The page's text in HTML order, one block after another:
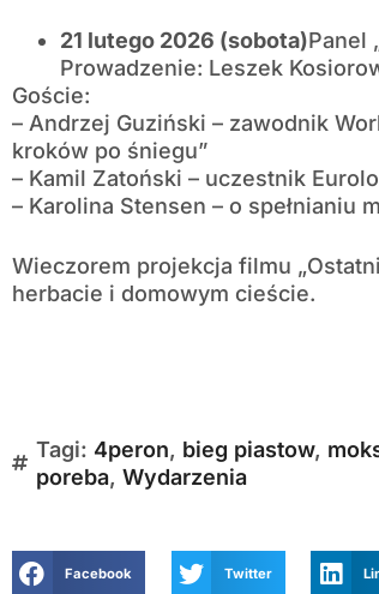
21 lutego 2026 (sobota)Panel
Prowadzenie: Leszek
Goście:
– Andrzej Guziński – zawodnik
kroków po śniegu”
– Kamil Zatoński – uczestnik
– Karolina Stensen – o spełnianiu
Wieczorem projekcja filmu
herbacie i domowym cieście.
Tagi: 4peron, bieg piastow,
poreba, Wydarzenia
Facebook Twitter